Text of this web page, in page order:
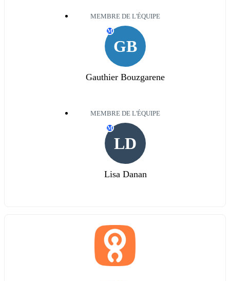
MEMBRE DE L'ÉQUIPE
GB
M
Gauthier Bouzgarene
MEMBRE DE L'ÉQUIPE
LD
M
Lisa Danan